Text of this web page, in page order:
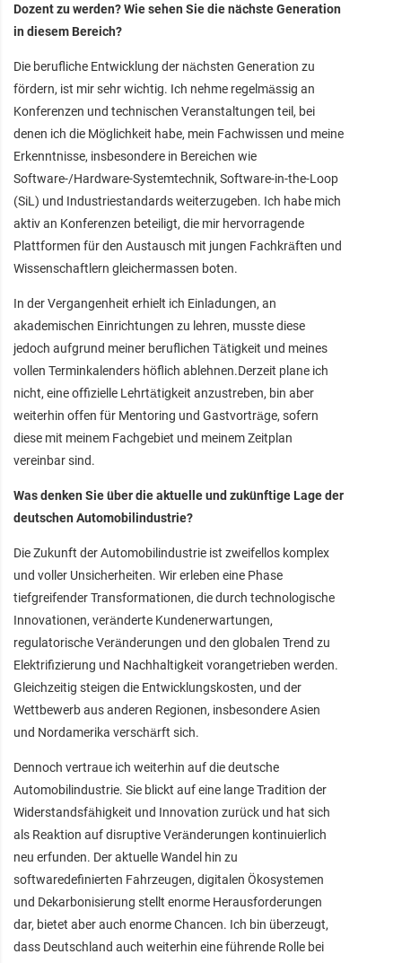
Dozent zu werden? Wie sehen Sie die nächste Generation
in diesem Bereich?
Die berufliche Entwicklung der nächsten Generation zu
fördern, ist mir sehr wichtig. Ich nehme regelmässig an
Konferenzen und technischen Veranstaltungen teil, bei
denen ich die Möglichkeit habe, mein Fachwissen und meine
Erkenntnisse, insbesondere in Bereichen wie
Software-/Hardware-Systemtechnik, Software-in-the-Loop
(SiL) und Industriestandards weiterzugeben. Ich habe mich
aktiv an Konferenzen beteiligt, die mir hervorragende
Plattformen für den Austausch mit jungen Fachkräften und
Wissenschaftlern gleichermassen boten.
In der Vergangenheit erhielt ich Einladungen, an
akademischen Einrichtungen zu lehren, musste diese
jedoch aufgrund meiner beruflichen Tätigkeit und meines
vollen Terminkalenders höflich ablehnen.Derzeit plane ich
nicht, eine offizielle Lehrtätigkeit anzustreben, bin aber
weiterhin offen für Mentoring und Gastvorträge, sofern
diese mit meinem Fachgebiet und meinem Zeitplan
vereinbar sind.
Was denken Sie über die aktuelle und zukünftige Lage der
deutschen Automobilindustrie?
Die Zukunft der Automobilindustrie ist zweifellos komplex
und voller Unsicherheiten. Wir erleben eine Phase
tiefgreifender Transformationen, die durch technologische
Innovationen, veränderte Kundenerwartungen,
regulatorische Veränderungen und den globalen Trend zu
Elektrifizierung und Nachhaltigkeit vorangetrieben werden.
Gleichzeitig steigen die Entwicklungskosten, und der
Wettbewerb aus anderen Regionen, insbesondere Asien
und Nordamerika verschärft sich.
Dennoch vertraue ich weiterhin auf die deutsche
Automobilindustrie. Sie blickt auf eine lange Tradition der
Widerstandsfähigkeit und Innovation zurück und hat sich
als Reaktion auf disruptive Veränderungen kontinuierlich
neu erfunden. Der aktuelle Wandel hin zu
softwaredefinierten Fahrzeugen, digitalen Ökosystemen
und Dekarbonisierung stellt enorme Herausforderungen
dar, bietet aber auch enorme Chancen. Ich bin überzeugt,
dass Deutschland auch weiterhin eine führende Rolle bei